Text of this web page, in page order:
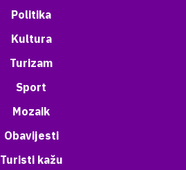
Politika
Kultura
Turizam
Sport
Mozaik
Obavijesti
Turisti kažu